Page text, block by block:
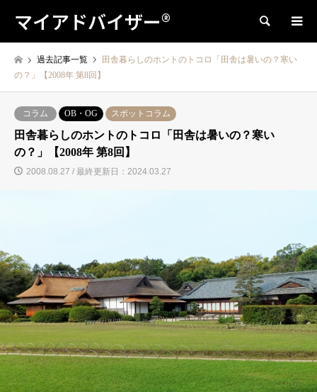
マイアドバイザー® 検索
過去記事一覧
田舎暮らしのホントのトコロ「田舎は暑いの？寒い
の？」【2008年 第8回】
コラム OB・OG スポットコラム
田舎暮らしのホントのトコロ「田舎は暑いの？寒い
の？」【2008年 第8回】
2008.08.27 / 最終更新日：2024.03.27